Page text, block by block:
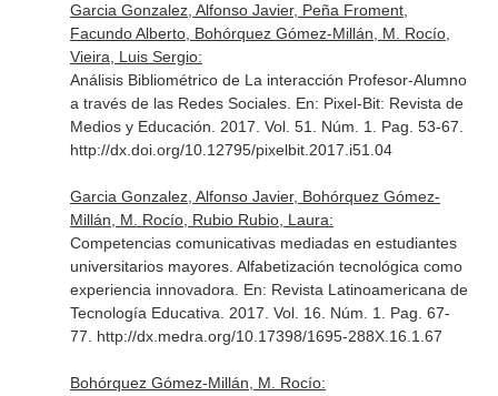
Garcia Gonzalez, Alfonso Javier, Peña Froment,
Facundo Alberto, Bohórquez Gómez-Millán, M. Rocío,
Vieira, Luis Sergio:
Análisis Bibliométrico de La interacción Profesor-Alumno
a través de las Redes Sociales. En: Pixel-Bit: Revista de
Medios y Educación . 2017. Vol. 51. Núm. 1. Pag. 53-67.
http://dx.doi.org/10.12795/pixelbit.2017.i51.04
Garcia Gonzalez, Alfonso Javier, Bohórquez Gómez-
Millán, M. Rocío, Rubio Rubio, Laura:
Competencias comunicativas mediadas en estudiantes
universitarios mayores. Alfabetización tecnológica como
experiencia innovadora. En: Revista Latinoamericana de
Tecnología Educativa . 2017. Vol. 16. Núm. 1. Pag. 67-
77. http://dx.medra.org/10.17398/1695-288X.16.1.67
Bohórquez Gómez-Millán, M. Rocío: